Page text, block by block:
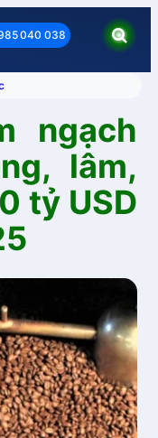
040 038
ngạch
lâm,
tỷ USD